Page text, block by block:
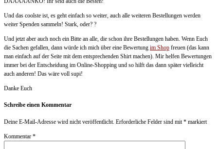
Und das coolste ist, es geht einfach so weiter, auch alle weiteren Bestellungen werden
weiter Spenden sammeln! Stark, oder? ?
Und jetzt aber auch noch ein Bitte an alle, die schon ihre Bestellungen haben. Wenn Euch
die Sachen gefallen, dann würde ich mich über eine Bewertung im Shop freuen (das kann
man einfach auf der Seite mit dem entsprechenden Shirt machen). Mir helfen Bewertungen
immer bei der Entscheidung im Online-Shopping und so hilft das dann später vielleicht
auch anderen! Das wäre voll supi!
Danke Euch
Schreibe einen Kommentar
Deine E-Mail-Adresse wird nicht veröffentlicht. Erforderliche Felder sind mit * markiert
Kommentar *